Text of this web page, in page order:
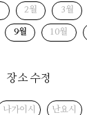
2월 3월
9월 10월
장소 수정
나가이시 난요시